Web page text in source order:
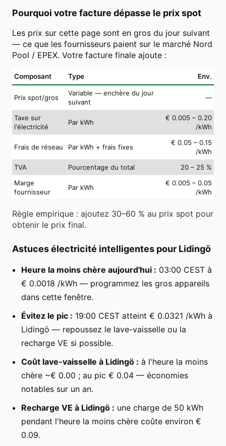
Pourquoi votre facture dépasse le prix spot
Les prix sur cette page sont en gros du jour suivant
— ce que les fournisseurs paient sur le marché Nord
Pool / EPEX. Votre facture finale ajoute :
Composant Type Env.
Prix spot/gros
Variable — enchère du jour
suivant
—
Taxe sur
l'électricité
Par kWh
€ 0.005 – 0.20
/kWh
Frais de réseau Par kWh + frais fixes
€ 0.05 – 0.15
/kWh
TVA
Pourcentage du total
20 – 25 %
Marge
fournisseur
Par kWh
€ 0.005 – 0.05
/kWh
Règle empirique : ajoutez 30–60 % au prix spot pour
obtenir le prix final.
Astuces électricité intelligentes pour Lidingö
Heure la moins chère aujourd'hui : 03:00 CEST à
€ 0.0018 /kWh — programmez les gros appareils
dans cette fenêtre.
Évitez le pic : 19:00 CEST atteint € 0.0321 /kWh à
Lidingö — repoussez le lave-vaisselle ou la
recharge VE si possible.
Coût lave-vaisselle à Lidingö : à l'heure la moins
chère ~€ 0.00 ; au pic € 0.04 — économies
notables sur un an.
Recharge VE à Lidingö : une charge de 50 kWh
pendant l'heure la moins chère coûte environ €
0.09.